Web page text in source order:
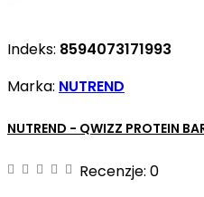
Indeks: 8594073171993
Marka: NUTREND
NUTREND - QWIZZ PROTEIN
Recenzje: 0